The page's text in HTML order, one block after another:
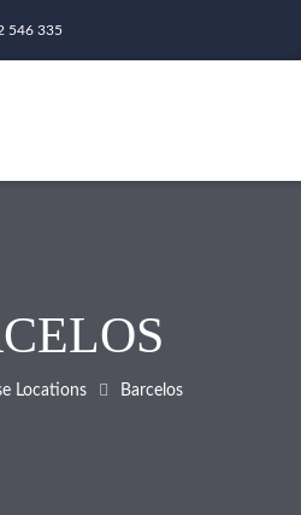
546 335
Locations Barcelos